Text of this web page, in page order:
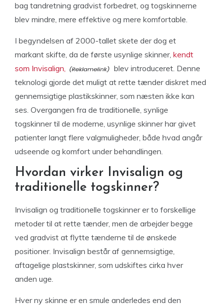
bag tandretning gradvist forbedret, og togskinnerne
blev mindre, mere effektive og mere komfortable.
I begyndelsen af 2000-tallet skete der dog et
markant skifte, da de første usynlige skinner, kendt
som Invisalign,
blev introduceret. Denne
teknologi gjorde det muligt at rette tænder diskret med
gennemsigtige plastikskinner, som næsten ikke kan
ses. Overgangen fra de traditionelle, synlige
togskinner til de moderne, usynlige skinner har givet
patienter langt flere valgmuligheder, både hvad angår
udseende og komfort under behandlingen.
Hvordan virker Invisalign og
traditionelle togskinner?
Invisalign og traditionelle togskinner er to forskellige
metoder til at rette tænder, men de arbejder begge
ved gradvist at flytte tænderne til de ønskede
positioner. Invisalign består af gennemsigtige,
aftagelige plastskinner, som udskiftes cirka hver
anden uge.
Hver ny skinne er en smule anderledes end den